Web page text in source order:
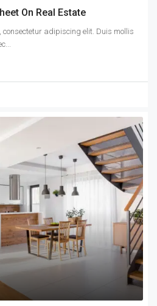
On Real Estate
adipiscing elit. Duis mollis